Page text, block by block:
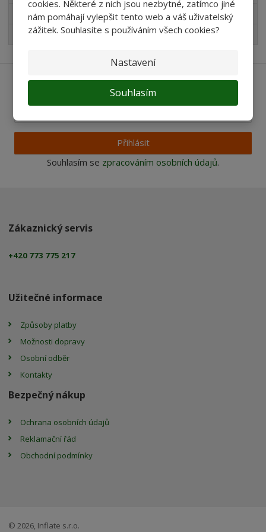
cookies. Některé z nich jsou nezbytné, zatímco jiné
nám pomáhají vylepšit tento web a váš uživatelský
zážitek. Souhlasíte s používáním všech cookies?
Nastavení
Souhlasím
Pro děti
Nejprodávanější
Ať vám nic neunikne
Přihlásit
Souhlasím se zpracováním osobních údajů.
Zákaznický servis
+420 773 775 217
Užitečné informace
Způsoby platby
Možnosti dopravy
Osobní odběr
Kontakty
Bezpečný nákup
Ochrana osobních údajů
Reklamační řád
Obchodní podmínky
© 2026, Inflate s.r.o.